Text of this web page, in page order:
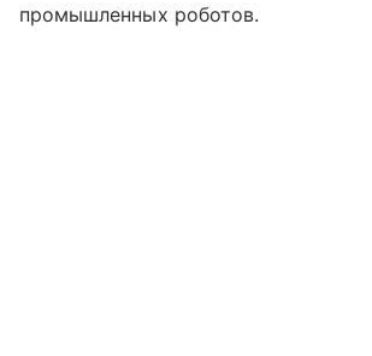
промышленных роботов.